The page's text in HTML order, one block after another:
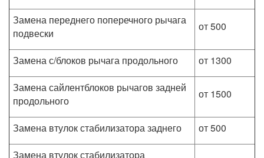
Замена переднего поперечного рычага
подвески
от 500
Замена с/блоков рычага продольного
от 1300
Замена сайлентблоков рычагов задней
продольного
от 1500
Замена втулок стабилизатора заднего
от 500
Замена втулок стабилизатора